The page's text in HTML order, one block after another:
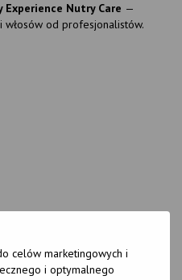
celów marketingowych i
i optymalnego
Experience Nutry Care —
od profesjonalistów.